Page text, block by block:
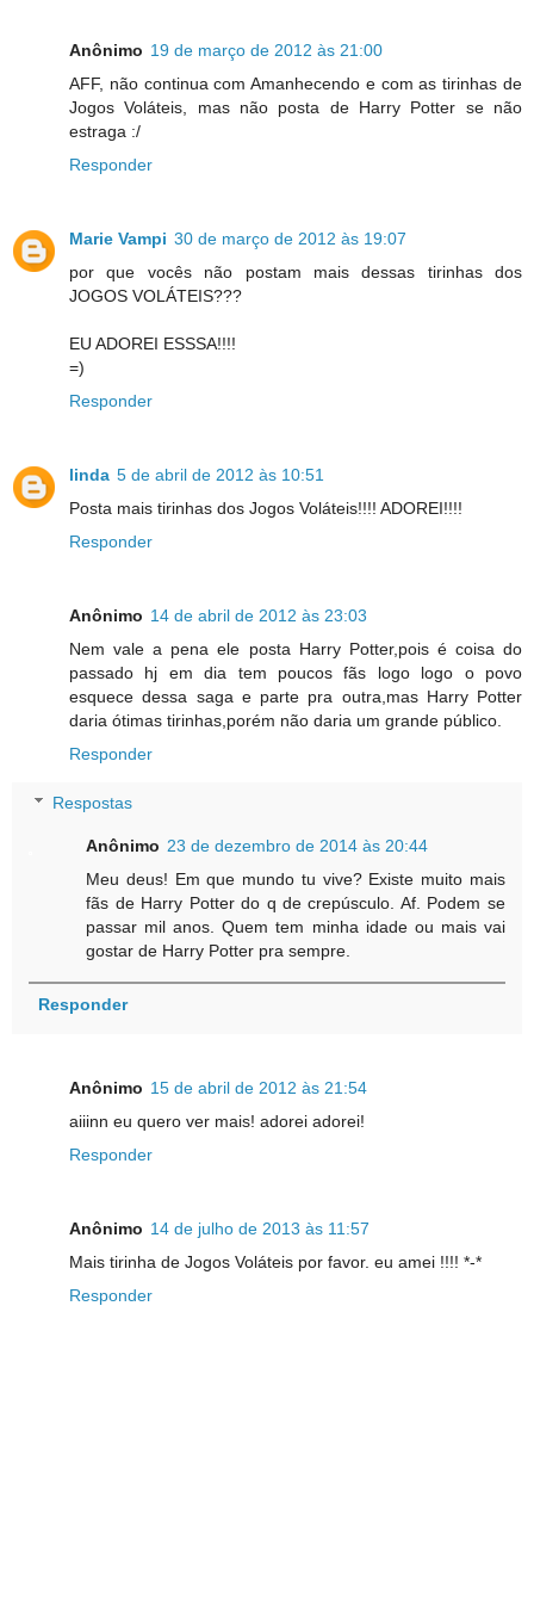
Anônimo 19 de março de 2012 às 21:00
AFF, não continua com Amanhecendo e com as tirinhas de
Jogos Voláteis, mas não posta de Harry Potter se não
estraga :/
Responder
Marie Vampi 30 de março de 2012 às 19:07
por que vocês não postam mais dessas tirinhas dos
JOGOS VOLÁTEIS???
EU ADOREI ESSSA!!!!
=)
Responder
linda 5 de abril de 2012 às 10:51
Posta mais tirinhas dos Jogos Voláteis!!!! ADOREI!!!!
Responder
Anônimo 14 de abril de 2012 às 23:03
Nem vale a pena ele posta Harry Potter,pois é coisa do
passado hj em dia tem poucos fãs logo logo o povo
esquece dessa saga e parte pra outra,mas Harry Potter
daria ótimas tirinhas,porém não daria um grande público.
Responder
Respostas
Anônimo 23 de dezembro de 2014 às 20:44
Meu deus! Em que mundo tu vive? Existe muito mais
fãs de Harry Potter do q de crepúsculo. Af. Podem se
passar mil anos. Quem tem minha idade ou mais vai
gostar de Harry Potter pra sempre.
Responder
Anônimo 15 de abril de 2012 às 21:54
aiiinn eu quero ver mais! adorei adorei!
Responder
Anônimo 14 de julho de 2013 às 11:57
Mais tirinha de Jogos Voláteis por favor. eu amei !!!! *-*
Responder